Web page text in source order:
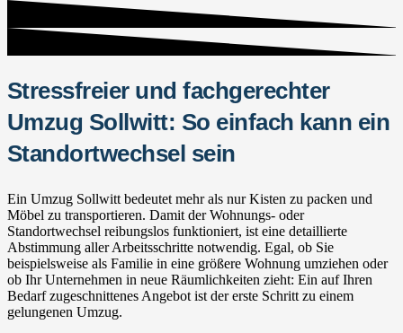
Stressfreier und fachgerechter
Umzug Sollwitt: So einfach kann ein
Standortwechsel sein
Ein Umzug Sollwitt bedeutet mehr als nur Kisten zu packen und
Möbel zu transportieren. Damit der Wohnungs- oder
Standortwechsel reibungslos funktioniert, ist eine detaillierte
Abstimmung aller Arbeitsschritte notwendig. Egal, ob Sie
beispielsweise als Familie in eine größere Wohnung umziehen oder
ob Ihr Unternehmen in neue Räumlichkeiten zieht: Ein auf Ihren
Bedarf zugeschnittenes Angebot ist der erste Schritt zu einem
gelungenen Umzug.